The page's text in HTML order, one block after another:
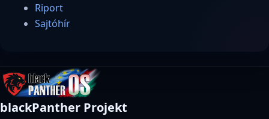
Riport
Sajtóhír
blackPanther Projekt